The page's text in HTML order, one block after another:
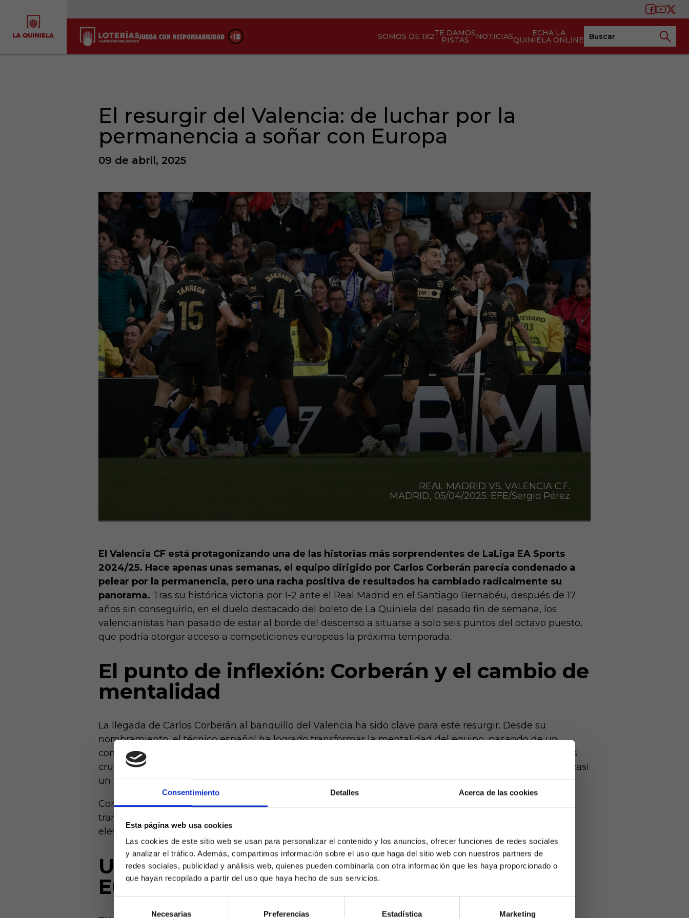
Consentimiento Detalles Acerca de las cookies
Esta página web usa cookies
Las cookies de este sitio web se usan para personalizar el contenido y los anuncios, ofrecer funciones de redes sociales
y analizar el tráfico. Además, compartimos información sobre el uso que haga del sitio web con nuestros partners de
redes sociales, publicidad y análisis web, quienes pueden combinarla con otra información que les haya proporcionado o
que hayan recopilado a partir del uso que haya hecho de sus servicios.
Necesarias Preferencias Estadística Marketing
SÍ, SOY MAYOR DE 18 AÑOS
NO SOY MAYOR DE 18 AÑOS
SOMOS DE 1X2TE DAMOS
PISTAS NOTICIAS ECHA LA
QUINIELA ONLINE
El resurgir del Valencia: de luchar por la
permanencia a soñar con Europa
09 de abril, 2025
REAL MADRID VS. VALENCIA C.F.
MADRID, 05/04/2025. EFE/Sergio Pérez
El Valencia CF está protagonizando una de las historias más sorprendentes de LaLiga EA Sports
2024/25. Hace apenas unas semanas, el equipo dirigido por Carlos Corberán parecía condenado a
pelear por la permanencia, pero una racha positiva de resultados ha cambiado radicalmente su
panorama. Tras su histórica victoria por 1-2 ante el Real Madrid en el Santiago Bernabéu, después de 17
años sin conseguirlo, en el duelo destacado del boleto de La Quiniela del pasado fin de semana, los
valencianistas han pasado de estar al borde del descenso a situarse a solo seis puntos del octavo puesto,
que podría otorgar acceso a competiciones europeas la próxima temporada.
El punto de inflexión: Corberán y el cambio de
mentalidad
La llegada de Carlos Corberán al banquillo del Valencia ha sido clave para este resurgir. Desde su
nombramiento, el técnico español ha logrado transformar la mentalidad del equipo, pasando de un
conjunto frágil y sin confianza a uno competitivo y sólido. Bajo su dirección, Valencia ha sumado puntos
cruciales en partidos complicados, incluyendo la reciente victoria en Madrid que rompió una racha de casi
un año sin ganar fuera de casa en LaLiga.
Corberán ha apostado por un fútbol pragmático y efectivo, basado en una defensa organizada y
transiciones rápidas al ataque. Jugadores como Giorgi Mamardashvili, Hugo Duro y André Almeida han
elevado su nivel, convirtiéndose en pilares fundamentales para el equipo.
Un calendario favorable para soñar con
Europa